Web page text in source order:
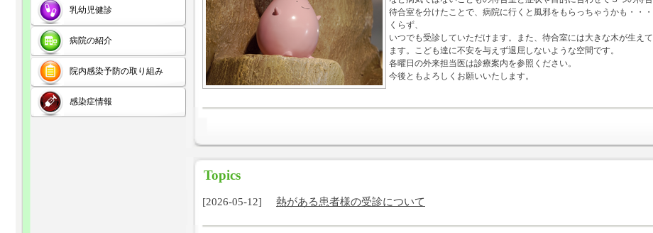
乳幼児健診
病院の紹介
院内感染予防の取り組み
感染症情報
待合室を分けたことで、病院に行くと風邪をもらっちゃうかも・・
くらず、
いつでも受診していただけます。また、待合室には大きな木が生え
ます。こども達に不安を与えず退屈しないような空間です。
各曜日の外来担当医は診療案内を参照ください。
今後ともよろしくお願いいたします。
Topics
[2026-05-12] 熱がある患者様の受診について